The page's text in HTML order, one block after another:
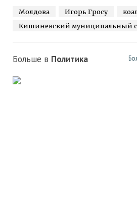
Молдова Игорь Гросу
Кишиневский муниципальный
Больше в Политика